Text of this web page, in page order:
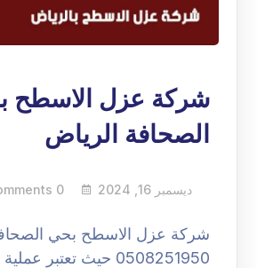
شركة عزل الاسطح
الصحافة الرياض
ديسمبر 16, 2024 0 Comments
شركة عزل الاسطح بحي
0508251950 حيث تعتبر عملية